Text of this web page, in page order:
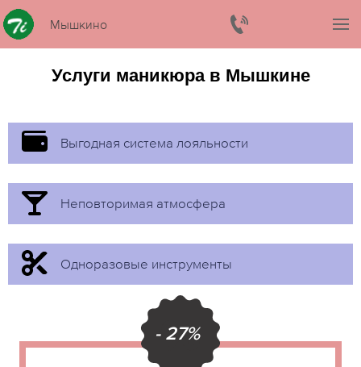
Мышкино
Услуги маникюра в Мышкине
Выгодная система лояльности
Неповторимая атмосфера
Одноразовые инструменты
- 27%